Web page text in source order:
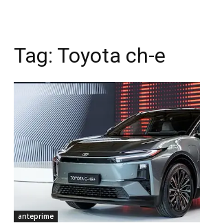
Tag: Toyota ch-e
anteprime